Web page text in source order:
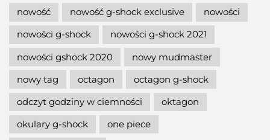
nowość
nowość g-shock exclusive
nowości
nowości g-shock
nowości g-shock 2021
nowości gshock 2020
nowy mudmaster
nowy tag
octagon
octagon g-shock
odczyt godziny w ciemności
oktagon
okulary g-shock
one piece